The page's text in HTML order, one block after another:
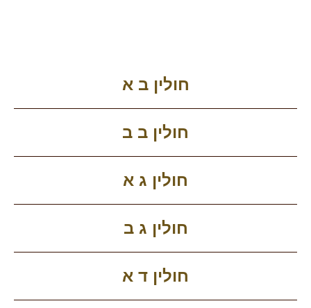
חולין ב א
חולין ב ב
חולין ג א
חולין ג ב
חולין ד א